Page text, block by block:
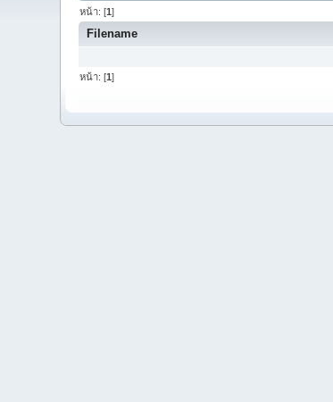
หน้า: [1]
Filename
หน้า: [1]